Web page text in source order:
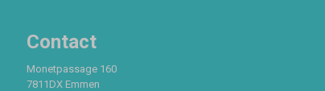
Contact
Monetpassage 160
7811DX Emmen